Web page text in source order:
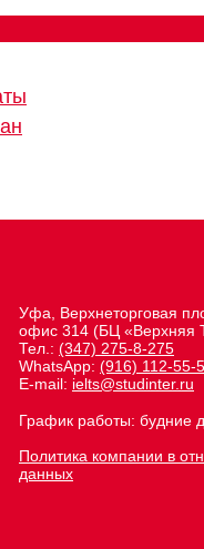
Уфа, Верхнеторговая
офис 314 (БЦ «Верхняя
Тел.: (347) 275-8-275
WhatsApp: (916) 112-55-
E-mail: ielts@studinter.ru
График работы: будние
Политика компании в
данных